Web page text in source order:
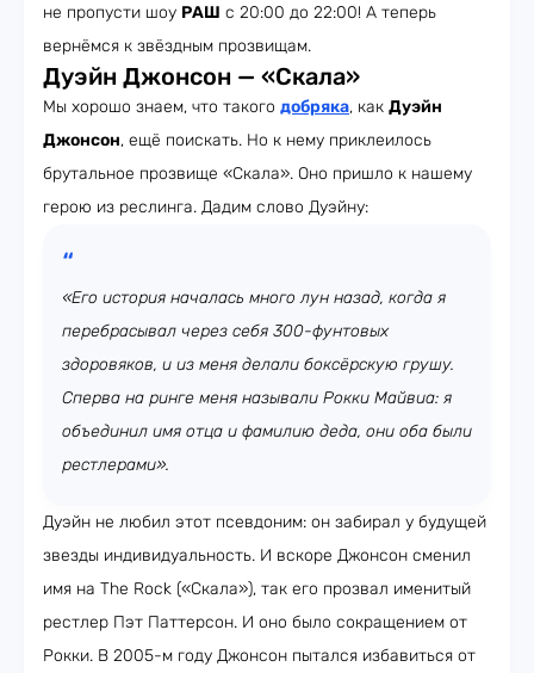
не пропусти шоу РАШ с 20:00 до 22:00! А теперь
вернёмся к звёздным прозвищам.
Дуэйн Джонсон — «Скала»
Мы хорошо знаем, что такого добряка, как Дуэйн
Джонсон, ещё поискать. Но к нему приклеилось
брутальное прозвище «Скала». Оно пришло к нашему
герою из реслинга. Дадим слово Дуэйну:
«Его история началась много лун назад, когда я
перебрасывал через себя 300-фунтовых
здоровяков, и из меня делали боксёрскую грушу.
Сперва на ринге меня называли Рокки Майвиа: я
объединил имя отца и фамилию деда, они оба были
рестлерами».
Дуэйн не любил этот псевдоним: он забирал у будущей
звезды индивидуальность. И вскоре Джонсон сменил
имя на The Rock («Скала»), так его прозвал именитый
рестлер Пэт Паттерсон. И оно было сокращением от
Рокки. В 2005-м году Джонсон пытался избавиться от